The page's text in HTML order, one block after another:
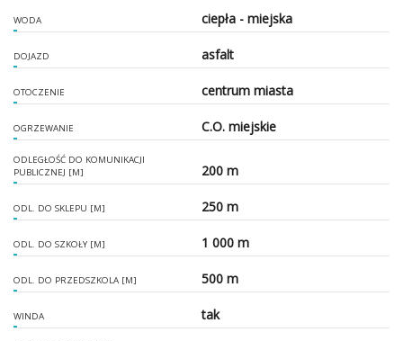
WODA ciepła - miejska
DOJAZD asfalt
OTOCZENIE centrum miasta
OGRZEWANIE C.O. miejskie
ODLEGŁOŚĆ DO KOMUNIKACJI
PUBLICZNEJ [M]
200 m
ODL. DO SKLEPU [M] 250 m
ODL. DO SZKOŁY [M] 1 000 m
ODL. DO PRZEDSZKOLA [M] 500 m
WINDA tak